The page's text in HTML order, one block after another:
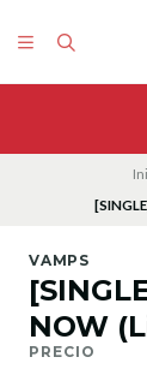
VAMPS
NOW
PRECIO